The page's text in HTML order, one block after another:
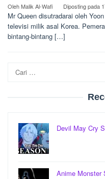
OlehMalik Al-Wafi Diposting pada
Mr Queen disutradarai oleh
televisi milik asal Korea.
bintang-bintang […]
Cari
untuk:
Devil May Cry
Anime Monster